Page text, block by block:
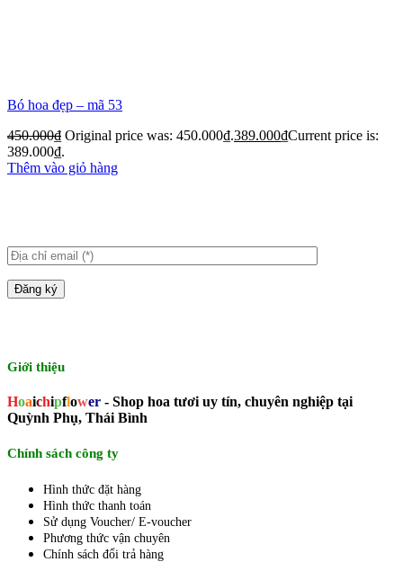
Bó hoa đẹp – mã 53
450.000₫ Original price was: 450.000₫.389.000₫Current price is:
389.000₫.
Thêm vào giỏ hàng
Giới thiệu
Hoaichipflower - Shop hoa tươi uy tín, chuyên nghiệp tại
Quỳnh Phụ, Thái Bình
Chính sách công ty
Hình thức đặt hàng
Hình thức thanh toán
Sử dụng Voucher/ E-voucher
Phương thức vận chuyên
Chính sách đổi trả hàng